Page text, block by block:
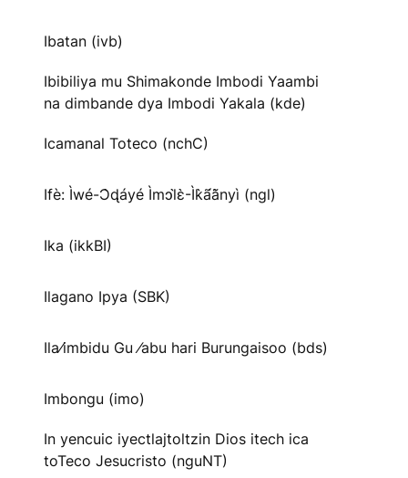
Ibatan (ivb)
Ibibiliya mu Shimakonde Imbodi Yaambi
na dimbande dya Imbodi Yakala (kde)
Icamanal Toteco (nchC)
Ifè: Ìwé-Ɔ̀ɖáyé Ìmↄl̀ɛ̀-Ìk̀ã́ã̀nyì (ngl)
Ika (ikkBI)
Ilagano Ipya (SBK)
Ila⁄imbidu Gu ⁄abu hari Burungaisoo (bds)
Imbongu (imo)
In yencuic iyectlajtoltzin Dios itech ica
toTeco Jesucristo (nguNT)